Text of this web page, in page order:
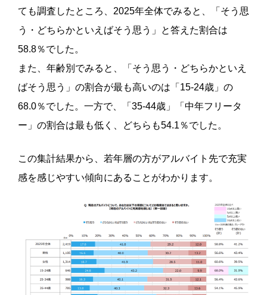
ても調査したところ、2025年全体でみると、「そう思
う・どちらかといえばそう思う」と答えた割合は
58.8％でした。
また、年齢別でみると、「そう思う・どちらかといえ
ばそう思う」の割合が最も高いのは「15-24歳」の
68.0％でした。一方で、「35-44歳」「中年フリータ
ー」の割合は最も低く、どちらも54.1％でした。
この集計結果から、若年層の方がアルバイト先で充実
感を感じやすい傾向にあることがわかります。